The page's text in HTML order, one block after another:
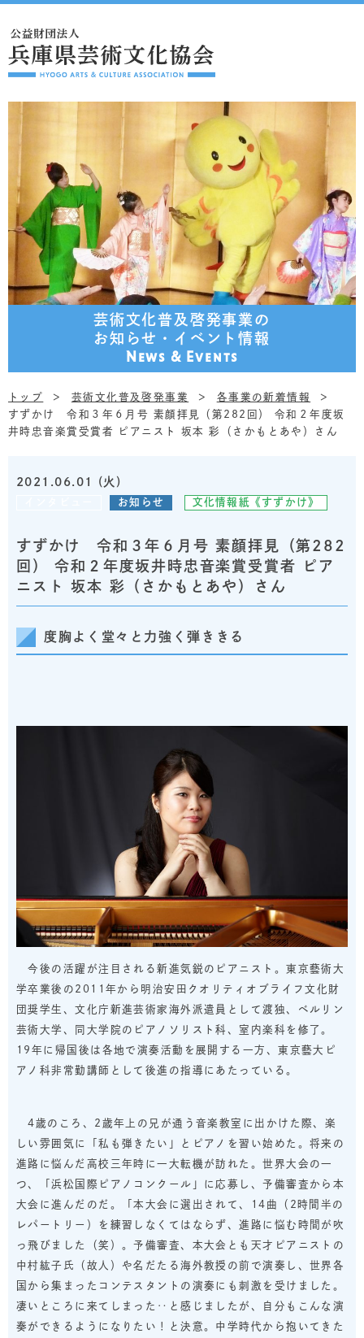
芸術文化普及啓発事業の
お知らせ・イベント情報
News & Events
トップ 芸術文化普及啓発事業
各事業の新着情報
すずかけ 令和３年６月号 素顔拝見（第282回） 令和２年度坂
井時忠音楽賞受賞者 ピアニスト 坂本 彩（さかもとあや）さん
2021.06.01 (火)
お知らせ 文化情報紙《すずかけ》
すずかけ 令和３年６月号 素顔拝見（第282
回） 令和２年度坂井時忠音楽賞受賞者 ピア
ニスト 坂本 彩（さかもとあや）さん
度胸よく堂々と力強く弾ききる
今後の活躍が注目される新進気鋭のピアニスト。東京藝術大
学卒業後の2011年から明治安田クオリティオブライフ文化財
団奨学生、文化庁新進芸術家海外派遣員として渡独、ベルリン
芸術大学、同大学院のピアノソリスト科、室内楽科を修了。
19年に帰国後は各地で演奏活動を展開する一方、東京藝大ピ
アノ科非常勤講師として後進の指導にあたっている。
4歳のころ、2歳年上の兄が通う音楽教室に出かけた際、楽
しい雰囲気に「私も弾きたい」とピアノを習い始めた。将来の
進路に悩んだ高校三年時に一大転機が訪れた。世界大会の一
つ、「浜松国際ピアノコンクール」に応募し、予備審査から本
大会に進んだのだ。「本大会に選出されて、14曲（2時間半の
レパートリー）を練習しなくてはならず、進路に悩む時間が吹
っ飛びました（笑）。予備審査、本大会とも天才ピアニストの
中村紘子氏（故人）や名だたる海外教授の前で演奏し、世界各
国から集まったコンテスタントの演奏にも刺激を受けました。
凄いところに来てしまった‥と感じましたが、自分もこんな演
奏ができるようになりたい！と決意。中学時代から抱いてきた